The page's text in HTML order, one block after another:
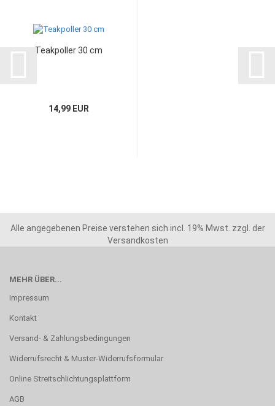
Teakpoller 30 cm
14,99 EUR
Alle angegebenen Preise verstehen sich incl. 19% Mwst. zzgl. der
Versandkosten
MEHR ÜBER...
Impressum
Kontakt
Versand- & Zahlungsbedingungen
Widerrufsrecht & Muster-Widerrufsformular
Online Streitschlichtungsplattform
AGB